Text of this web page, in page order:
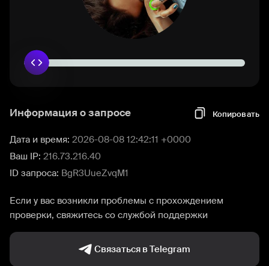
Информация о запросе Копировать
Дата и время: 2026-08-08 12:42:11 +0000
Ваш IP: 216.73.216.40
ID запроса: BgR3UueZvqM1
Если у вас возникли проблемы с прохождением
проверки, свяжитесь со службой поддержки
Связаться в Telegram